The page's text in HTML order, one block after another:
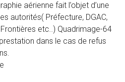
aérienne fait l’objet d’une
autorités( Préfecture, DGAC,
etc..) Quadrimage-64
dans le cas de refus